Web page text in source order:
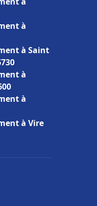
à
à Saint
à
à
à Vire